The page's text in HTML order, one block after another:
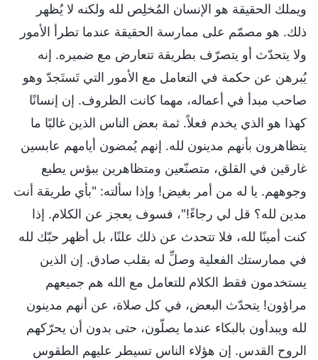
ويملك الحقيقة هو الإنسان المُخلِص لله ولكنه لا يُظهر
ذلك. هو مصمّم على ممارسة الحقيقة عندما تطرأ الأمور
ولا يتحدّث أو يتصرّف بطريقة تتعارض مع ضميره. إنه
يُبرهن عن حكمة في التعامل مع الأمور التي تَستَجدّ وهو
صاحب مبدأ في أعماله، مهما كانت الظروف. إن إنسانًا
كهذا هو الذي يخدم فعلاً. ثمة بعض الناس الذين غالبًا ما
يتظاهرون بأنهم مدينون لله. إنهم يُمضون أيامهم عابسين
غارقين في القلق، متصنّعين ومتظاهرين ببؤس يطبع
وجوههم. يا له من أمر بغيض! وإذا سألته: "بأي طريقة أنت
مدين لله؟ قل لي رجاءً!"، فسوف يعجز عن الكلام. إذا
كنت أمينًا لله، فلا تتحدث عن ذلك علنًا، بل أظهر حبّك لله
في ممارستك الفعلية وصلِّ له بقلب صادق. إن الذين
يستخدمون فقط الكلام للتعامل مع الله هم جميعهم
مراؤون! يتحدّث البعض، في كل صلاة، عن أنهم مدينون
لله ويبدأون بالبكاء عندما يصلّون، حتى بدون أن يحرّكهم
الروح القدس. إن هؤلاء الناس تسيطر عليهم الطقوس